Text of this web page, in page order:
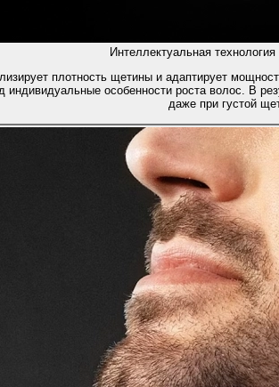
Интеллектуальная
плотность щетины и адаптирует
индивидуальные особенности роста волос. В
даже при густой